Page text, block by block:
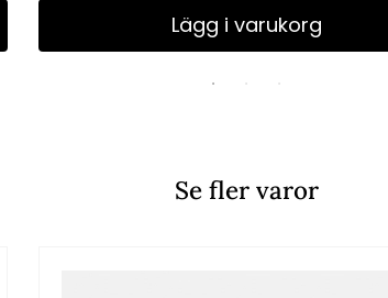
Lägg i varukorg
Se fler varor